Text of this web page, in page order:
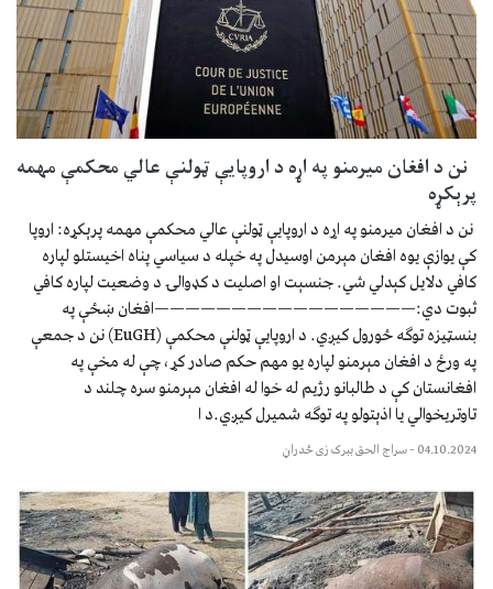
نن د افغان میرمنو په اړه د اروپایې ټولنې عالي محکمې مهمه
پرېکړه
نن د افغان میرمنو په اړه د اروپایې ټولنې عالي محکمې مهمه پرېکړه: اروپا
کې یوازې یوه افغان مېرمن اوسیدل په خپله د سیاسي پناه اخیستلو لپاره
کافي دلایل کېدلي شي. جنسېت او اصلیت د کډوالۍ د وضعیت لپاره کافي
ثبوت دي:—————————————————افغان ښځې په
بنسټیزه توګه ځورول کیږي. د اروپایې ټولنې محکمې (EuGH) نن د جمعې
په ورځ د افغان مېرمنو لپاره یو مهم حکم صادر کړ، چې له مخې په
افغانستان کې د طالبانو رژیم له خوا له افغان مېرمنو سره چلند د
تاوتریخوالي یا اذېتولو په توګه شمیرل کیږي.د ا
04.10.2024
–سراج الحق ببرک زی ځدراڼ